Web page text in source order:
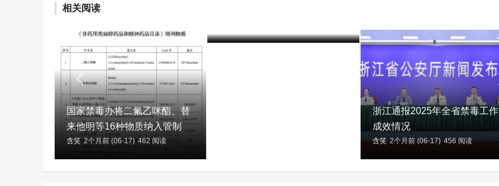
相关阅读
国家禁毒办将二氟乙咪酯、替
来他明等16种物质纳入管制
含笑 2个月前 (06-17) 462 阅读
浙江通报2025年全省禁毒工作
成效情况
含笑 2个月前 (06-17) 456 阅读